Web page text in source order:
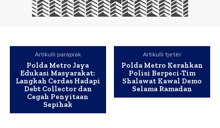
Artikulli paraprak
Polda Metro Jaya
Edukasi Masyarakat:
Langkah Cerdas Hadapi
Debt Collector dan
Cegah Penyitaan
Sepihak
Artikulli tjetër
Polda Metro Kerahkan
Polisi Berpeci-Tim
Shalawat Kawal Demo
Selama Ramadan